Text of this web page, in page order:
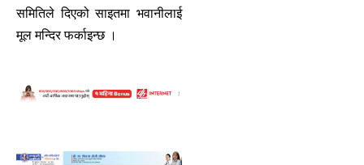
समितिले दिएको साइतमा भवानीलाई
मूल मन्दिर फर्काइन्छ ।